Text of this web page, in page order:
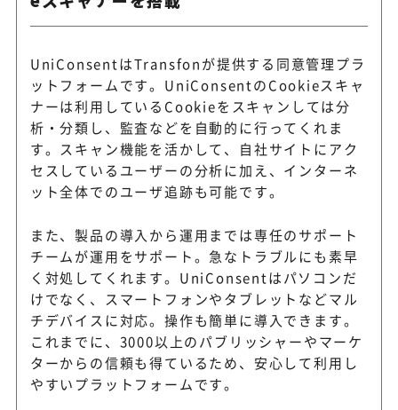
UniConsentはTransfonが提供する同意管理プラ
ットフォームです。UniConsentのCookieスキャ
ナーは利用しているCookieをスキャンしては分
析・分類し、監査などを自動的に行ってくれま
す。スキャン機能を活かして、自社サイトにアク
セスしているユーザーの分析に加え、インターネ
ット全体でのユーザ追跡も可能です。
また、製品の導入から運用までは専任のサポート
チームが運用をサポート。急なトラブルにも素早
く対処してくれます。UniConsentはパソコンだ
けでなく、スマートフォンやタブレットなどマル
チデバイスに対応。操作も簡単に導入できます。
これまでに、3000以上のパブリッシャーやマーケ
ターからの信頼も得ているため、安心して利用し
やすいプラットフォームです。